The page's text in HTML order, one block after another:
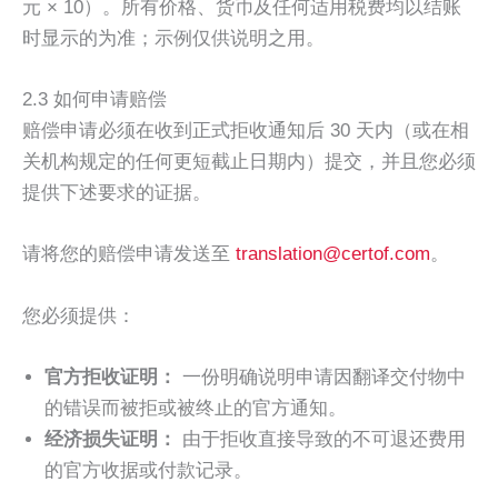
元 × 10）。所有价格、货币及任何适用税费均以结账
时显示的为准；示例仅供说明之用。
2.3 如何申请赔偿
赔偿申请必须在收到正式拒收通知后 30 天内（或在相
关机构规定的任何更短截止日期内）提交，并且您必须
提供下述要求的证据。
请将您的赔偿申请发送至 translation@certof.com。
您必须提供：
官方拒收证明：
一份明确说明申请因翻译交付物中
的错误而被拒或被终止的官方通知。
经济损失证明：
由于拒收直接导致的不可退还费用
的官方收据或付款记录。